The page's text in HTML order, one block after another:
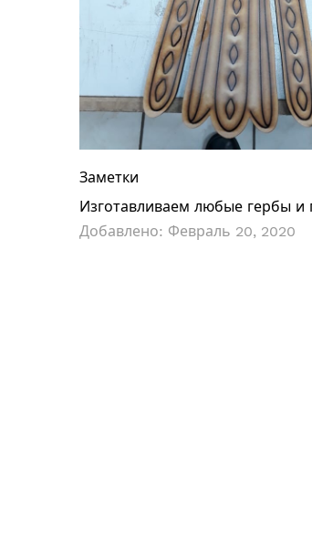
Заметки
Изготавливаем любые гербы и
Добавлено: Февраль 20, 2020